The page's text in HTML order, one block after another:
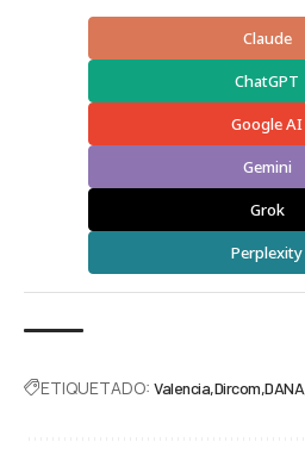
Claude
ChatGPT
Google AI
Gemini
Grok
Perplexity
ETIQUETADO: Valencia Dircom DANA